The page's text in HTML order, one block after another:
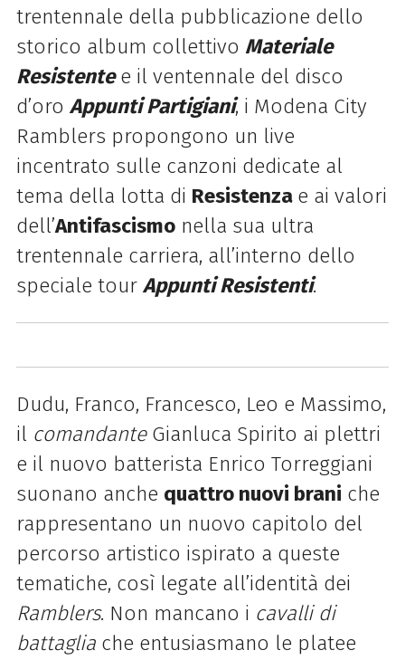
trentennale della pubblicazione dello
storico album collettivo Materiale
Resistentee il ventennale del disco
d’oro Appunti Partigiani, i Modena City
Ramblers propongono un live
incentrato sulle canzoni dedicate al
tema della lotta di Resistenza e ai valori
dell’Antifascismonella sua ultra
trentennale carriera, all’interno dello
speciale tour Appunti Resistenti.
Dudu, Franco, Francesco, Leo e Massimo,
il comandanteGianluca Spirito ai plettri
e il nuovo batterista Enrico Torreggiani
suonano anche quattro nuovi brani che
rappresentano un nuovo capitolo del
percorso artistico ispirato a queste
tematiche, così legate all’identità dei
Ramblers. Non mancano i cavalli di
battagliache entusiasmano le platee